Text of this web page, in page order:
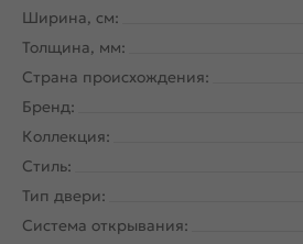
Ширина, см:
Толщина, мм:
Страна происхождения:
Бренд:
Коллекция:
Стиль:
Тип двери:
Система открывания: